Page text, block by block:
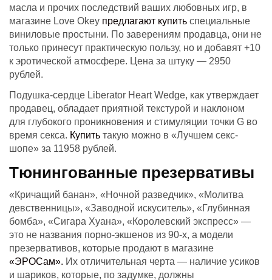
масла и прочих последствий ваших любовных игр, в
магазине Love Okey предлагают купить специальные
виниловые простыни. По заверениям продавца, они не
только принесут практическую пользу, но и добавят +10
к эротической атмосфере. Цена за штуку — 2950
рублей.
Подушка-сердце Liberator Heart Wedge, как утверждает
продавец, обладает приятной текстурой и наклоном
для глубокого проникновения и стимуляции точки G во
время секса. Купить такую можно в «Лучшем секс-
шопе» за 11958 рублей.
Тюнингованные презервативы
«Кричащий банан», «Ночной разведчик», «Молитва
девственницы», «Заводной искуситель», «Глубинная
бомба», «Сигара Хуана», «Королевский экспресс» —
это не названия порно-экшенов из 90-х, а модели
презервативов, которые продают в магазине
«ЭРОСам». Их отличительная черта — наличие усиков
и шариков, которые, по задумке, должны